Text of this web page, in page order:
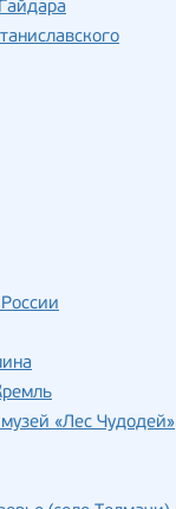
«Лес Чудодей»